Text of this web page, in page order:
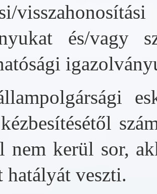
és/vagy
nem kerül sor,
hatályát veszti.